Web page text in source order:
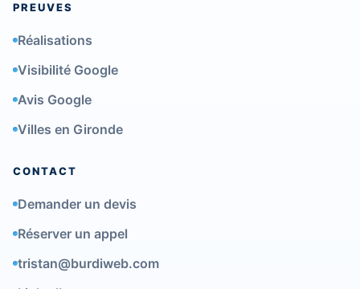
PREUVES
Réalisations
Visibilité Google
Avis Google
Villes en Gironde
CONTACT
Demander un devis
Réserver un appel
tristan@burdiweb.com